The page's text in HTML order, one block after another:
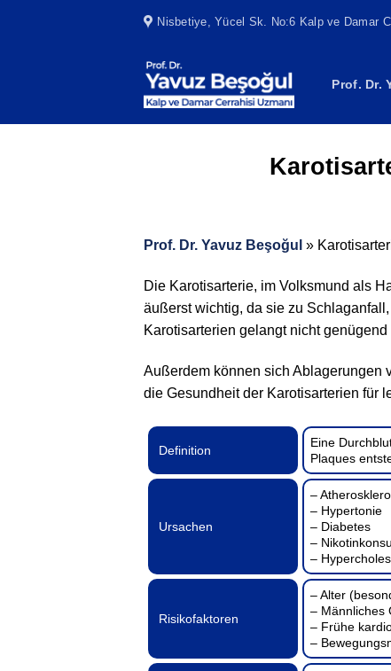
Nisbetiye, Yücel Sk. No:6 Kalp ve Damar
Prof. Dr.
Prof. Dr. Yavuz Beşoğul »
Die Karotisarterie, im Volksmund als
äußerst wichtig, da sie zu
Karotisarterien gelangt nicht
Außerdem können sich Ablagerungen
die Gesundheit der Karotisarterien für
Definition
Eine
Plaques
Ursachen
–
– Hypertonie
– Diabetes
–
–
Risikofaktoren
– Alter
– Männliches
– Frühe
–